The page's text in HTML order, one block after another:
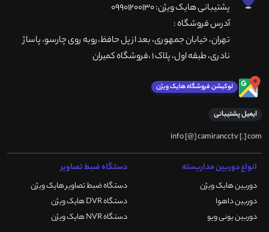
پشتیبانی هایک ویژن: 09901200130
آدرس فروشگاه :
تهران، خيابان جمهوری، بعد از پل حافظ،روبه روی چارسو، پاساژ
نادری، طبقه اول، پلاک 1 ،فروشگاه کمیران
لوکیشن فروشگاه هایک ویژن
ایمیل پشتیبانی
info [@] camirancctv [.] com
انواع دوربین مداربسته
دوربین هایک ویژن
دوربین داهوا
دوربین یونی ویو
دستگاه ضبط تصاویر
دستگاه ضبط تصاویر هایک ویژن
دستگاه DVR هایک ویژن
دستگاه NVR هایک ویژن